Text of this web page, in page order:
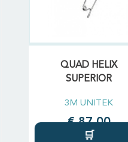
QUAD HELIX
SUPERIOR
3M UNITEK
€ 87,00